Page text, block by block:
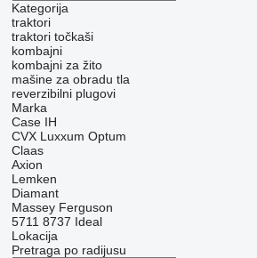
Kategorija
traktori
traktori točkaši
kombajni
kombajni za žito
mašine za obradu tla
reverzibilni plugovi
Marka
Case IH
CVX Luxxum Optum
Claas
Axion
Lemken
Diamant
Massey Ferguson
5711 8737 Ideal
Lokacija
Pretraga po radijusu